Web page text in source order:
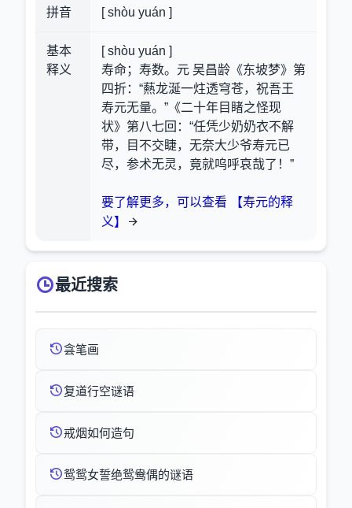
拼音 [ shòu yuán ]
基本
释义
[ shòu yuán ]
寿命；寿数。元 吴昌龄《东坡梦》第
四折：“爇龙涎一炷透穹苍，祝吾王
寿元无量。”《二十年目睹之怪现
状》第八七回：“任凭少奶奶衣不解
带，目不交睫，无奈大少爷寿元已
尽，参术无灵，竟就呜呼哀哉了！”
要了解更多，可以查看 【寿元的释
义】
最近搜索
侌笔画
复道行空谜语
戒烟如何造句
鸳鸳女誓绝鸳鸯偶的谜语